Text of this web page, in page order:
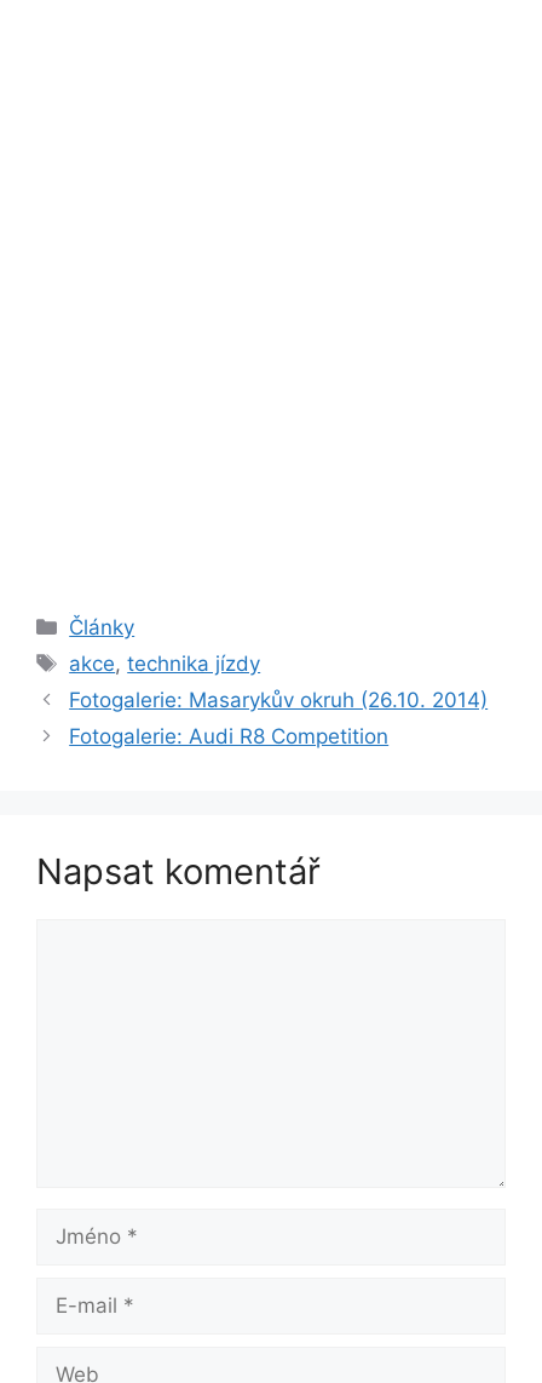
Rubriky
Články
Štítky
akce,technika jízdy
Fotogalerie: Masarykův okruh (26.10. 2014)
Fotogalerie: Audi R8 Competition
Napsat komentář
Jméno
Web